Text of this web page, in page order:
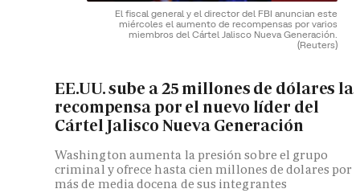
El fiscal general y el director del FBI anuncian este
miércoles el aumento de recompensas por varios
miembros del Cártel Jalisco Nueva Generación.
(Reuters)
EE.UU. sube a 25 millones de dólares la
recompensa por el nuevo líder del
Cártel Jalisco Nueva Generación
Washington aumenta la presión sobre el grupo
criminal y ofrece hasta cien millones de dolares por
más de media docena de sus integrantes